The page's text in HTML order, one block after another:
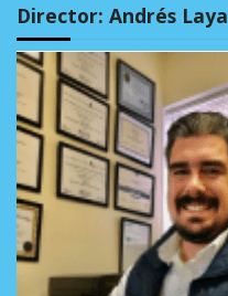
Director: Andrés Laya